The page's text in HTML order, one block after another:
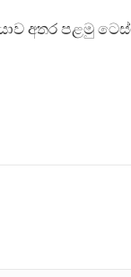
අතර පළමු